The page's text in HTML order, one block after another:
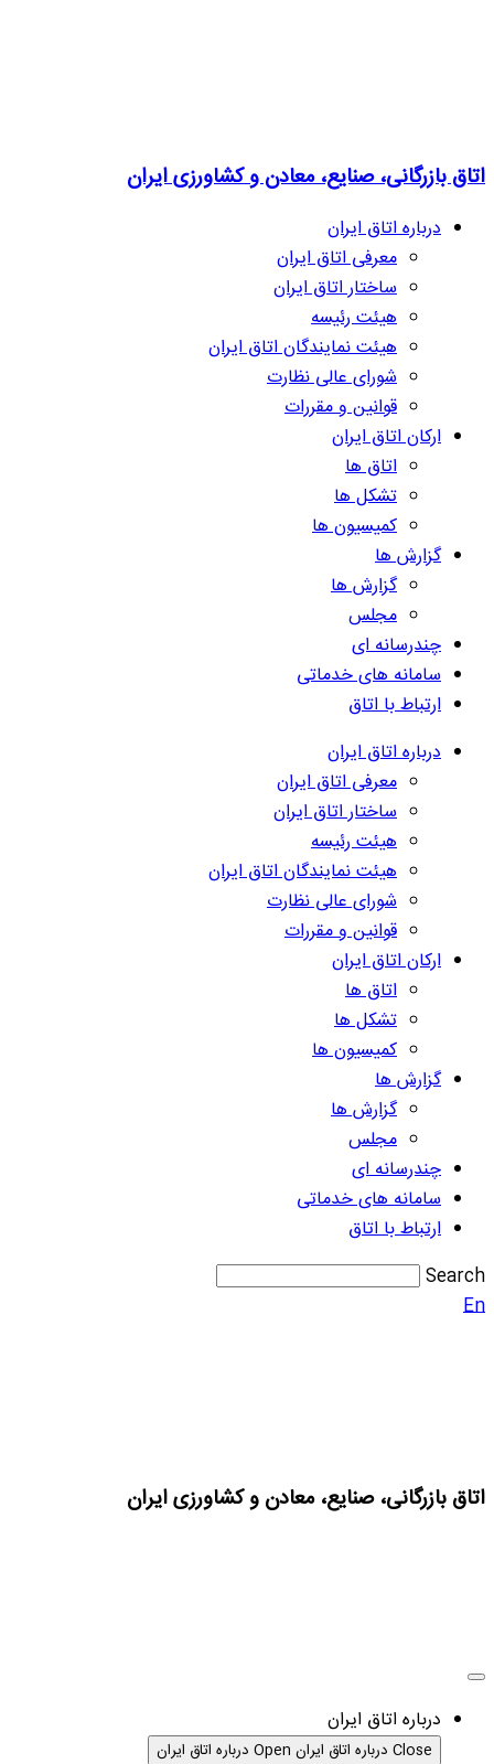
اتاق بازرگانی، صنایع، معادن و کشاورزی ایران
درباره اتاق ایران
معرفی اتاق ایران
ساختار اتاق ایران
هیئت رئیسه
هیئت نمایندگان اتاق ایران
شورای عالی نظارت
قوانین و مقررات
ارکان اتاق ایران
اتاق ها
تشکل ها
کمیسیون ها
گزارش ها
گزارش ها
مجلس
چندرسانه ای
سامانه های خدماتی
ارتباط با اتاق
درباره اتاق ایران
معرفی اتاق ایران
ساختار اتاق ایران
هیئت رئیسه
هیئت نمایندگان اتاق ایران
شورای عالی نظارت
قوانین و مقررات
ارکان اتاق ایران
اتاق ها
تشکل ها
کمیسیون ها
گزارش ها
گزارش ها
مجلس
چندرسانه ای
سامانه های خدماتی
ارتباط با اتاق
Search
En
اتاق بازرگانی، صنایع، معادن و کشاورزی ایران
درباره اتاق ایران
Close درباره اتاق ایران Open درباره اتاق ایران